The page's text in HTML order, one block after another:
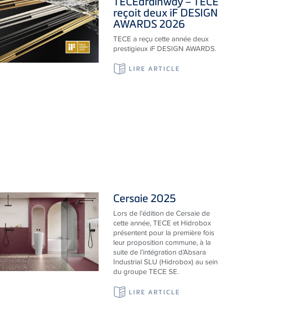
AWARDS 2026
TECE a reçu cette année deux
LIRE ARTICLE
Lors de l’édition de Cersaie de
présentent pour la première fois
leur proposition commune, à la
suite de l’intégration d’Absara
Industrial SLU (Hidrobox) au sein
du groupe TECE SE.
LIRE ARTICLE